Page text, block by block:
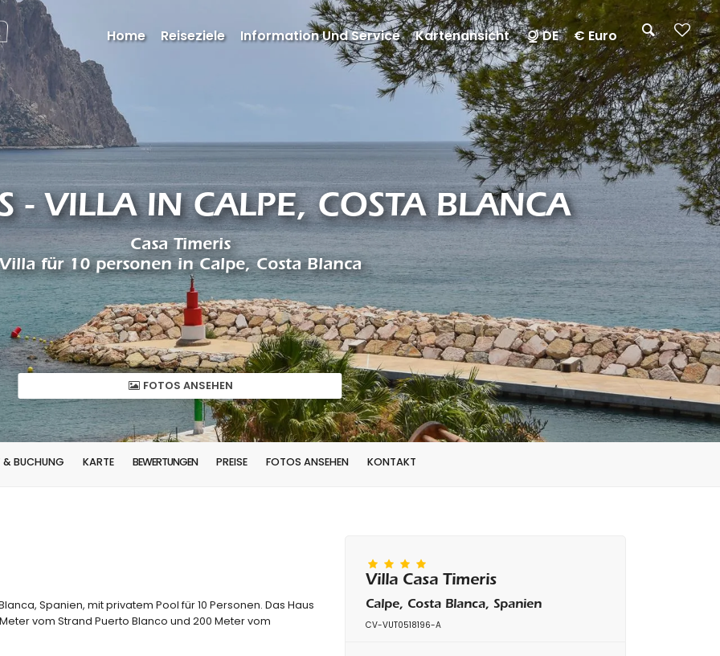
- VILLA IN CALPE, COSTA BLANCA
Casa Timeris
Villa für 10 personen in Calpe, Costa Blanca
FOTOS ANSEHEN
& BUCHUNG KARTE BEWERTUNGEN PREISE FOTOS ANSEHEN KONTAKT
Spanien, mit privatem Pool für 10 Personen. Das Haus
vom Strand Puerto Blanco und 200 Meter vom
Villa Casa Timeris
Calpe, Costa Blanca, Spanien
CV-VUT0518196-A
Home Reiseziele Information Und Service Kartenansicht DE € Euro